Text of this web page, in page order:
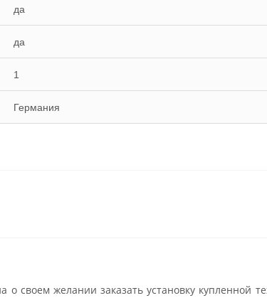
да
да
1
Германия
своем желании заказать установку купленной